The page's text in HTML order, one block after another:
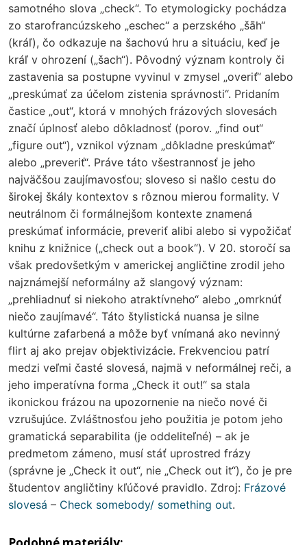
samotného slova „check“. To etymologicky pochádza
zo starofrancúzskeho „eschec“ a perzského „šāh“
(kráľ), čo odkazuje na šachovú hru a situáciu, keď je
kráľ v ohrození („šach“). Pôvodný význam kontroly či
zastavenia sa postupne vyvinul v zmysel „overiť“ alebo
„preskúmať za účelom zistenia správnosti“. Pridaním
častice „out“, ktorá v mnohých frázových slovesách
značí úplnosť alebo dôkladnosť (porov. „find out“
„figure out“), vznikol význam „dôkladne preskúmať“
alebo „preveriť“. Práve táto všestrannosť je jeho
najväčšou zaujímavosťou; sloveso si našlo cestu do
širokej škály kontextov s rôznou mierou formality. V
neutrálnom či formálnejšom kontexte znamená
preskúmať informácie, preveriť alibi alebo si vypožičať
knihu z knižnice („check out a book“). V 20. storočí sa
však predovšetkým v americkej angličtine zrodil jeho
najznámejší neformálny až slangový význam:
„prehliadnuť si niekoho atraktívneho“ alebo „omrknúť
niečo zaujímavé“. Táto štylistická nuansa je silne
kultúrne zafarbená a môže byť vnímaná ako nevinný
flirt aj ako prejav objektivizácie. Frekvenciou patrí
medzi veľmi časté slovesá, najmä v neformálnej reči, a
jeho imperatívna forma „Check it out!“ sa stala
ikonickou frázou na upozornenie na niečo nové či
vzrušujúce. Zvláštnosťou jeho použitia je potom jeho
gramatická separabilita (je oddeliteľné) – ak je
predmetom zámeno, musí stáť uprostred frázy
(správne je „Check it out“, nie „Check out it“), čo je pre
študentov angličtiny kľúčové pravidlo. Zdroj: Frázové
slovesá – Check somebody/ something out.